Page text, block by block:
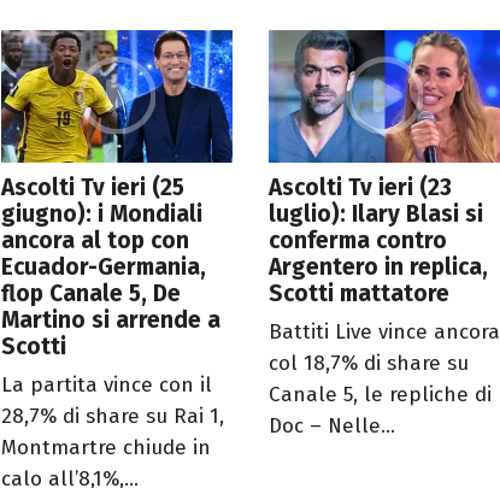
Ascolti Tv ieri (25
giugno): i Mondiali
ancora al top con
Ecuador-Germania,
flop Canale 5, De
Martino si arrende a
Scotti
La partita vince con il
28,7% di share su Rai 1,
Montmartre chiude in
calo all’8,1%,...
Ascolti Tv ieri (23
luglio): Ilary Blasi si
conferma contro
Argentero in replica,
Scotti mattatore
Battiti Live vince ancora
col 18,7% di share su
Canale 5, le repliche di
Doc – Nelle...